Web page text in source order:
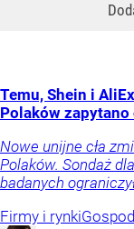
Temu, Shein i
Polaków zapytano
Nowe unijne cła
Polaków. Sondaż
badanych
Firmy i rynki